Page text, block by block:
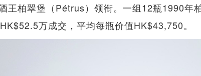
王柏翠堡（Pétrus）领衔。一组12瓶1990年
万成交，平均每瓶价值HK$43,750。